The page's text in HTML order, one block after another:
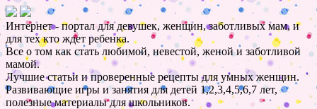
Интернет - портал для девушек, женщин, заботливых мам, и
для тех кто ждет ребенка.
Все о том как стать любимой, невестой, женой и заботливой
мамой.
Лучшие статьи и проверенные рецепты для умных женщин.
Развивающие игры и занятия для детей 1,2,3,4,5,6,7 лет,
полезные материалы для школьников.